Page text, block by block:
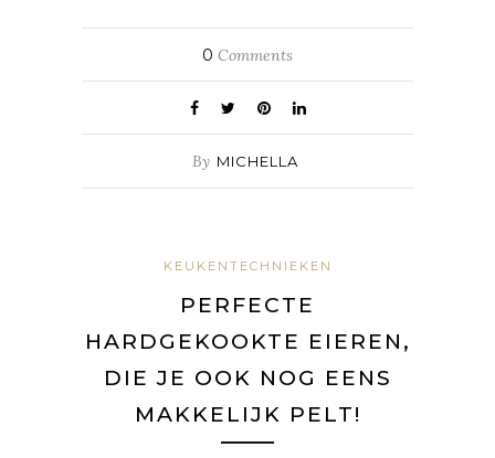
0 Comments
By MICHELLA
KEUKENTECHNIEKEN
PERFECTE
HARDGEKOOKTE EIEREN,
DIE JE OOK NOG EENS
MAKKELIJK PELT!